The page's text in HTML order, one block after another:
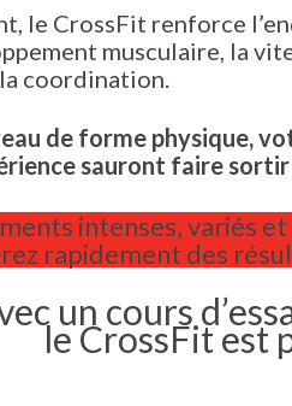
le CrossFit renforce
musculaire, la
coordination.
de forme physique,
sauront faire
intenses, variés
rapidement des
un cours
le CrossFit est